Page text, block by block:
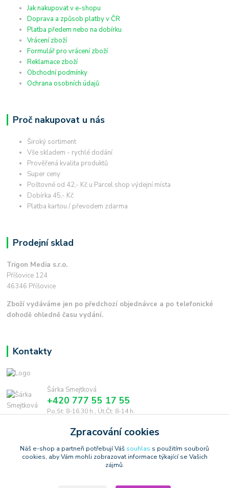
Jak nakupovat v e-shopu
Doprava a způsob platby v ČR
Platba předem nebo na dobírku
Vrácení zboží
Formulář pro vrácení zboží
Reklamace zboží
Obchodní podmínky
Ochrana osobních údajů
Proč nakupovat u nás
Široký sortiment
Vše skladem - rychlé dodání
Prověřená kvalita produktů
Super ceny
Poštovné od 42,- Kč u Parcel shop výdejní místa
Dobírka 45,- Kč
Platba kartou / převodem zdarma
Prodejní sklad
Trigon Media s.r.o.
Příšovice 124
46346 Příšovice
Zboží vydáváme jen po předchozí objednávce a po telefonické
dohodě ohledně času vydání.
Kontakty
Šárka Smejtková
+420 777 55 17 55
Po,St: 8-16.30 h., Út,Čt: 8-14 h.
smejtkova@trigonmedia.czZpracování cookies
Náš e-shop a partneři potřebují Váš souhlas s použitím souborů
cookies, aby Vám mohli zobrazovat informace týkající se Vašich
zájmů.